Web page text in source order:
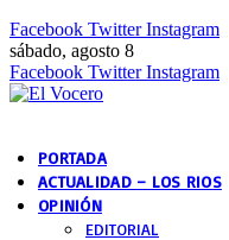
Facebook Twitter Instagram
sábado, agosto 8
Facebook Twitter Instagram
PORTADA
ACTUALIDAD – LOS RIOS
OPINIÓN
EDITORIAL